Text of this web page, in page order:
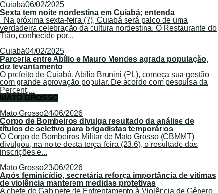
Cuiabá06/02/2025
Sexta tem noite nordestina em Cuiabá; entenda
Na próxima sexta-feira (7), Cuiabá será palco de uma
verdadeira celebração da cultura nordestina. O Restaurante do
Tião, conhecido por...
Cuiabá04/02/2025
Parceria entre Abílio e Mauro Mendes agrada população,
diz levantamento
O prefeito de Cuiabá, Abílio Brunini (PL), começa sua gestão
com grande aprovação popular. De acordo com pesquisa da
Percent,...
MATO GROSSO
Mato Grosso24/06/2026
Corpo de Bombeiros divulga resultado da análise de
títulos de seletivo para brigadistas temporários
O Corpo de Bombeiros Militar de Mato Grosso (CBMMT)
divulgou, na noite desta terça-feira (23.6), o resultado das
inscrições e...
Mato Grosso23/06/2026
Após feminicídio, secretária reforça importância de vítimas
de violência manterem medidas protetivas
A chefe do Gabinete de Enfrentamento à Violência de Gênero